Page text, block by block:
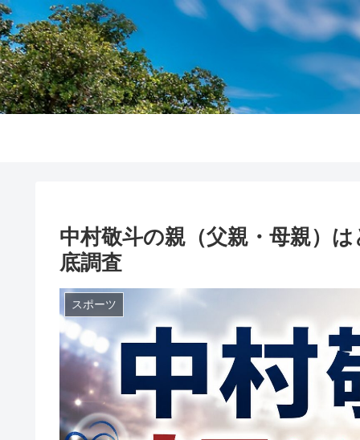
中村敬斗の親（父親・母親）
底調査
スポーツ